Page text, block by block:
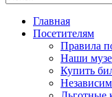
Главная
Посетителям
Правила
Наши
Купить